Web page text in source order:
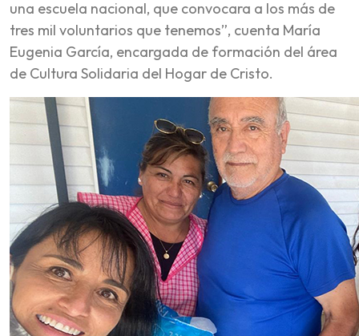
una escuela nacional, que convocara a los más de
tres mil voluntarios que tenemos”, cuenta María
Eugenia García, encargada de formación del área
de Cultura Solidaria del Hogar de Cristo.